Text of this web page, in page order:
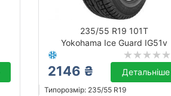
235/55 R19 101T
Yokohama Ice Guard IG51v
2146 ₴ Детальніше
Типорозмір: 235/55 R19